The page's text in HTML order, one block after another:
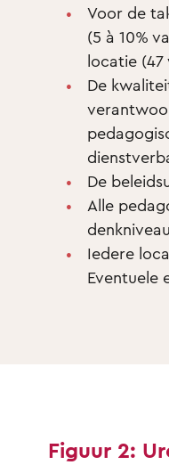
Voor de
(5 à 10%
locatie (47
De
De
Alle
Iedere
Eventuele
Figuur 2: